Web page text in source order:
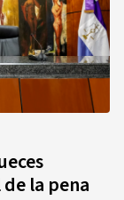
la pena